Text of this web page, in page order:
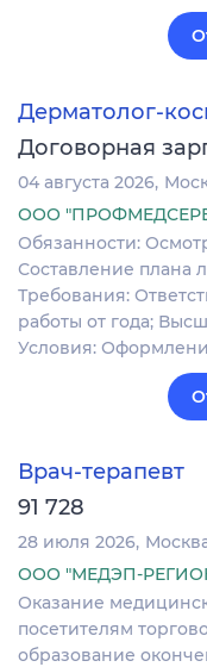
Дерматолог-
Договорная
04 августа 2026
ООО
Обязанности:
Составление плана
Требования:
работы от года;
Условия:
Врач-терапевт
91 728
28 июля 2026
ООО "МЕДЭП-
Оказание
посетителям
образование